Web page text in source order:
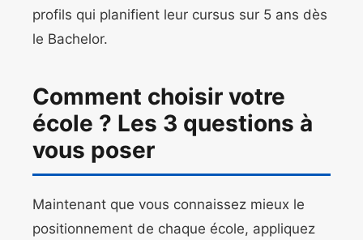
profils qui planifient leur cursus sur 5 ans dès
le Bachelor.
Comment choisir votre
école ? Les 3 questions à
vous poser
Maintenant que vous connaissez mieux le
positionnement de chaque école, appliquez